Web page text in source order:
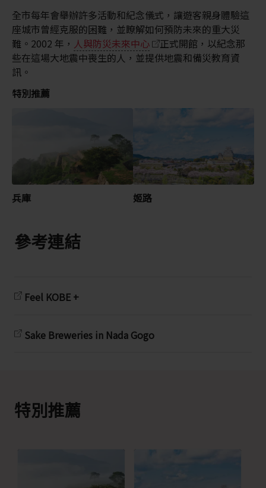
全市每年會舉辦許多活動和紀念儀式，讓遊客親身體驗這
座城市曾經克服的困難，並瞭解如何預防未來的重大災
難。2002 年， 人與防災未來中心
正式開館，以紀念那
些在這場大地震中喪生的人，並提供地震和備災教育資
訊。
特別推薦
兵庫 姬路
參考連結
Feel KOBE +
Sake Breweries in Nada Gogo
特別推薦